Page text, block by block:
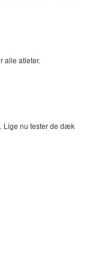
alle atleter.
Lige nu tester de dæk